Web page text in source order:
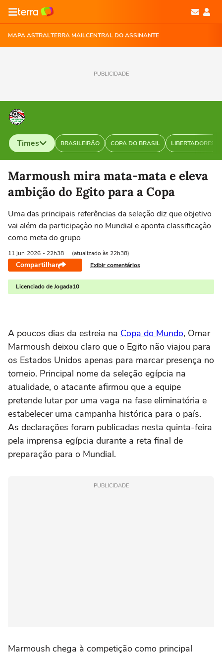
MAPA ASTRALTERRA MAILCENTRAL DO ASSINANTE
PUBLICIDADE
Times BRASILEIRÃO COPA DO BRASIL LIBERTADORES
Selecione o time para ver as notícias
Marmoush mira mata-mata e eleva
ambição do Egito para a Copa
Uma das principais referências da seleção diz que objetivo
vai além da participação no Mundial e aponta classificação
como meta do grupo
11 jun 2026 - 22h38 (atualizado às 22h38)
Compartilhar Exibir comentários
Licenciado de Jogada10
A poucos dias da estreia na Copa do Mundo, Omar
Marmoush deixou claro que o Egito não viajou para
os Estados Unidos apenas para marcar presença no
torneio. Principal nome da seleção egípcia na
atualidade, o atacante afirmou que a equipe
pretende lutar por uma vaga na fase eliminatória e
estabelecer uma campanha histórica para o país.
As declarações foram publicadas nesta quinta-feira
pela imprensa egípcia durante a reta final de
preparação para o Mundial.
PUBLICIDADE
Marmoush chega à competição como principal